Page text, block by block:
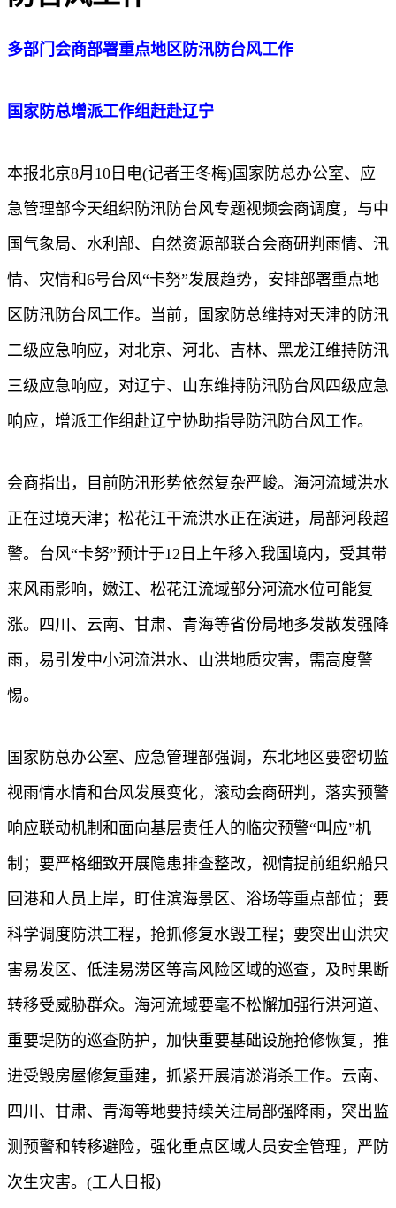
多部门会商部署重点地区防汛防台风工作
国家防总增派工作组赶赴辽宁
本报北京8月10日电(记者王冬梅)国家防总办公室、应
急管理部今天组织防汛防台风专题视频会商调度，与中
国气象局、水利部、自然资源部联合会商研判雨情、汛
情、灾情和6号台风“卡努”发展趋势，安排部署重点地
区防汛防台风工作。当前，国家防总维持对天津的防汛
二级应急响应，对北京、河北、吉林、黑龙江维持防汛
三级应急响应，对辽宁、山东维持防汛防台风四级应急
响应，增派工作组赴辽宁协助指导防汛防台风工作。
会商指出，目前防汛形势依然复杂严峻。海河流域洪水
正在过境天津；松花江干流洪水正在演进，局部河段超
警。台风“卡努”预计于12日上午移入我国境内，受其带
来风雨影响，嫩江、松花江流域部分河流水位可能复
涨。四川、云南、甘肃、青海等省份局地多发散发强降
雨，易引发中小河流洪水、山洪地质灾害，需高度警
惕。
国家防总办公室、应急管理部强调，东北地区要密切监
视雨情水情和台风发展变化，滚动会商研判，落实预警
响应联动机制和面向基层责任人的临灾预警“叫应”机
制；要严格细致开展隐患排查整改，视情提前组织船只
回港和人员上岸，盯住滨海景区、浴场等重点部位；要
科学调度防洪工程，抢抓修复水毁工程；要突出山洪灾
害易发区、低洼易涝区等高风险区域的巡查，及时果断
转移受威胁群众。海河流域要毫不松懈加强行洪河道、
重要堤防的巡查防护，加快重要基础设施抢修恢复，推
进受毁房屋修复重建，抓紧开展清淤消杀工作。云南、
四川、甘肃、青海等地要持续关注局部强降雨，突出监
测预警和转移避险，强化重点区域人员安全管理，严防
次生灾害。(工人日报)